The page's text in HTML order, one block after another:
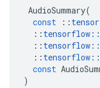
AudioSummary(
const
::
:: tensorflow ::
:: tensorflow ::
:: tensorflow ::
const
)